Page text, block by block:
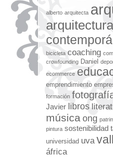
alberto arquitecta
arquitectura
bicicleta coaching
crowfounding Daniel
ecommerce
emprendimiento
formación
Javier libros
músicaong
pintura sostenibilidad
universidad uva
áfrica